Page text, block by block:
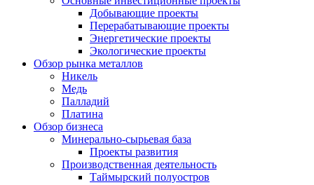
Добывающие проекты
Перерабатывающие проекты
Энергетические проекты
Экологические проекты
Обзор рынка металлов
Никель
Медь
Палладий
Платина
Обзор бизнеса
Минерально-сырьевая база
Проекты развития
Производственная деятельность
Таймырский полуостров